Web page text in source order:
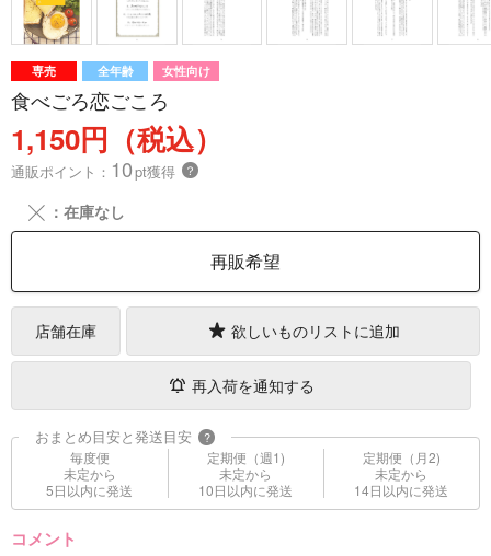
専売 全年齢 女性向け
食べごろ恋ごころ
1,150円（税込）
通販ポイント： 10pt獲得 ？
╳ ：在庫なし
再販希望
店舗在庫 欲しいものリストに追加
再入荷を通知する
おまとめ目安と発送目安 ?
毎度便
未定から
5日以内に発送
定期便（週1)
未定から
10日以内に発送
定期便（月2)
未定から
14日以内に発送
コメント